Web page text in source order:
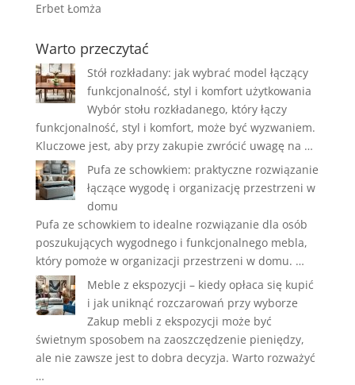
Erbet Łomża
Warto przeczytać
Stół rozkładany: jak wybrać model łączący
funkcjonalność, styl i komfort użytkowania
Wybór stołu rozkładanego, który łączy
funkcjonalność, styl i komfort, może być wyzwaniem.
Kluczowe jest, aby przy zakupie zwrócić uwagę na …
Pufa ze schowkiem: praktyczne rozwiązanie
łączące wygodę i organizację przestrzeni w
domu
Pufa ze schowkiem to idealne rozwiązanie dla osób
poszukujących wygodnego i funkcjonalnego mebla,
który pomoże w organizacji przestrzeni w domu. …
Meble z ekspozycji – kiedy opłaca się kupić
i jak uniknąć rozczarowań przy wyborze
Zakup mebli z ekspozycji może być
świetnym sposobem na zaoszczędzenie pieniędzy,
ale nie zawsze jest to dobra decyzja. Warto rozważyć
…